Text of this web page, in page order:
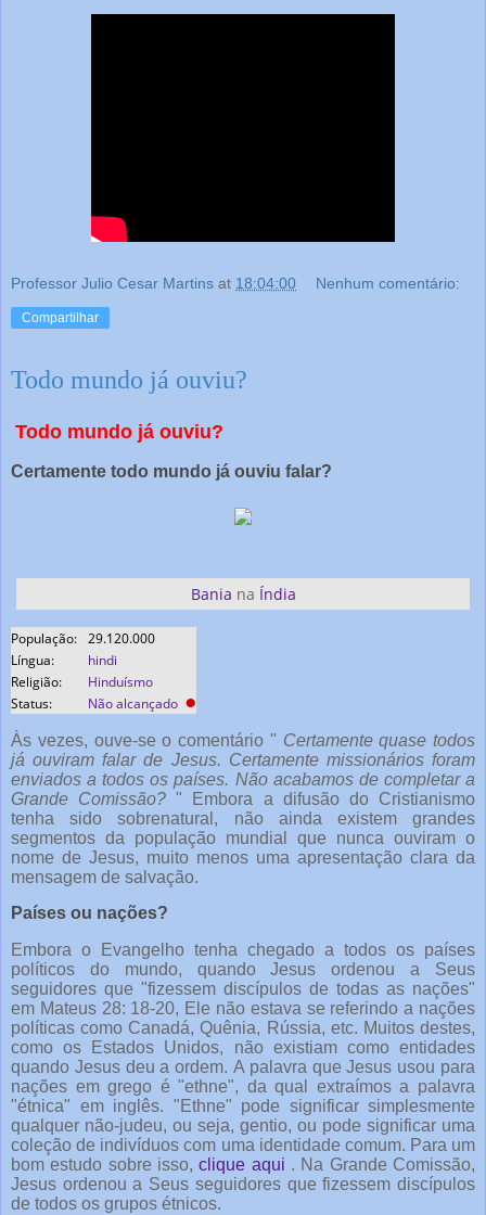
Professor Julio Cesar Martins at 18:04:00 Nenhum comentário:
Compartilhar
Todo mundo já ouviu?
Todo mundo já ouviu?
Certamente todo mundo já ouviu falar?
Bania na Índia
População:
29.120.000
Língua:
hindi
Religião:
Hinduísmo
Status:
Não alcançado ●
Às vezes, ouve-se o comentário " Certamente quase todos
já ouviram falar de Jesus. Certamente missionários foram
enviados a todos os países. Não acabamos de completar a
Grande Comissão? " Embora a difusão do Cristianismo
tenha sido sobrenatural, não ainda existem grandes
segmentos da população mundial que nunca ouviram o
nome de Jesus, muito menos uma apresentação clara da
mensagem de salvação.
Países ou nações?
Embora o Evangelho tenha chegado a todos os países
políticos do mundo, quando Jesus ordenou a Seus
seguidores que "fizessem discípulos de todas as nações"
em Mateus 28: 18-20, Ele não estava se referindo a nações
políticas como Canadá, Quênia, Rússia, etc. Muitos destes,
como os Estados Unidos, não existiam como entidades
quando Jesus deu a ordem. A palavra que Jesus usou para
nações em grego é "ethne", da qual extraímos a palavra
"étnica" em inglês. "Ethne" pode significar simplesmente
qualquer não-judeu, ou seja, gentio, ou pode significar uma
coleção de indivíduos com uma identidade comum. Para um
bom estudo sobre isso,clique aqui . Na Grande Comissão,
Jesus ordenou a Seus seguidores que fizessem discípulos
de todos os grupos étnicos.